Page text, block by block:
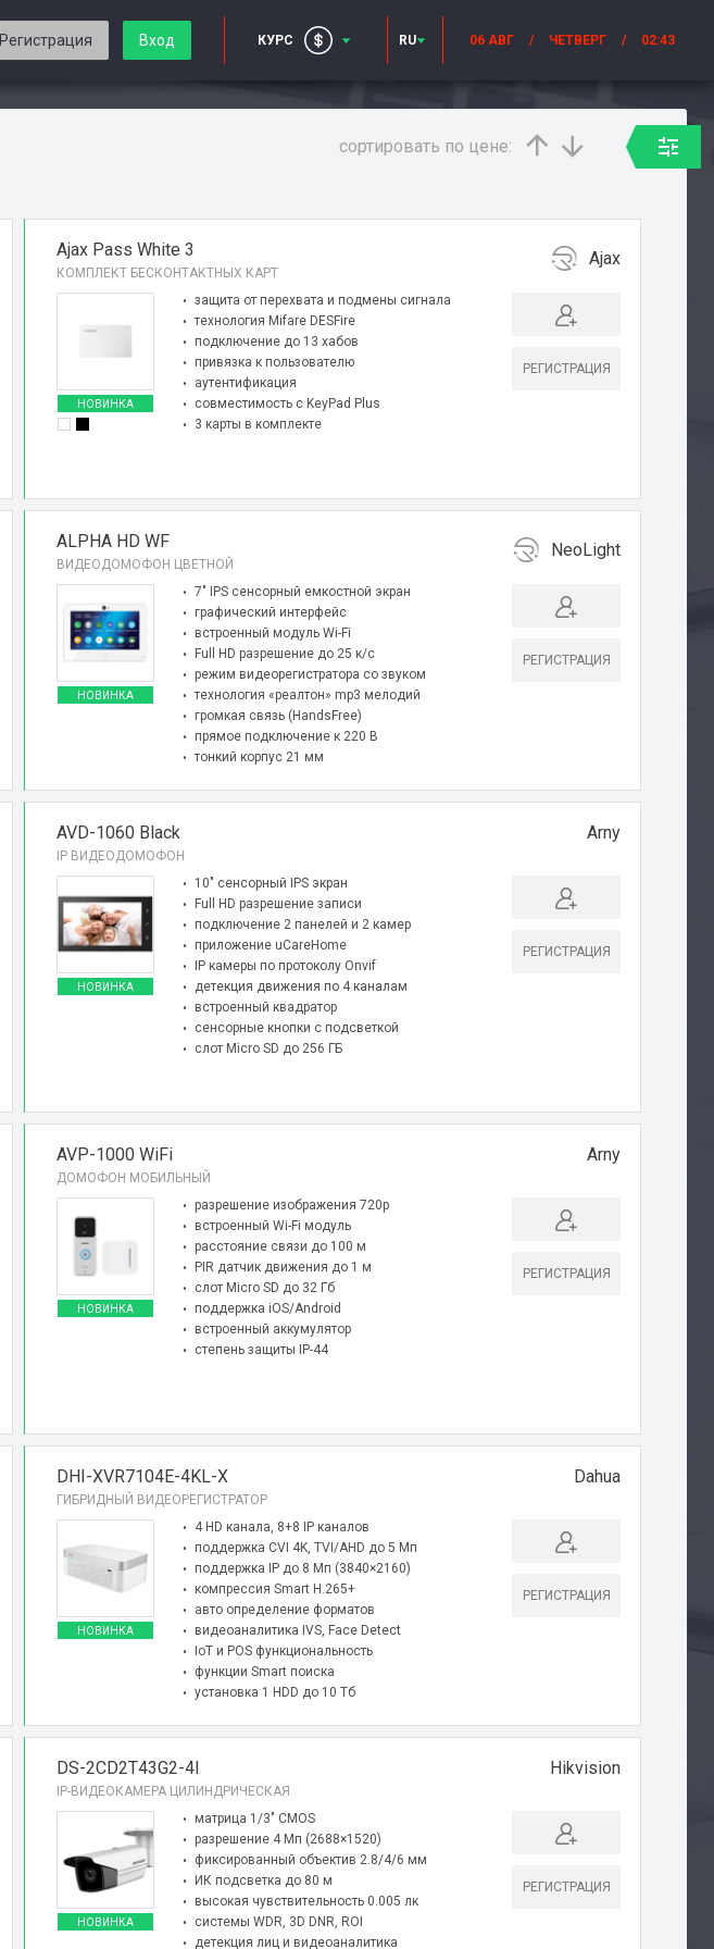
Регистрация Вход КУРС RU 06 АВГ / ЧЕТВЕРГ / 02:43
сортировать по цене:
Ajax Pass White 3
КОМПЛЕКТ БЕСКОНТАКТНЫХ КАРТ
Ajax
НОВИНКА
защита от перехвата и подмены сигнала
технология Mifare DESFire
подключение до 13 хабов
привязка к пользователю
аутентификация
совместимость с KeyPad Plus
3 карты в комплекте
РЕГИСТРАЦИЯ
ALPHA HD WF
ВИДЕОДОМОФОН ЦВЕТНОЙ
NeoLight
НОВИНКА
7″ IPS сенсорный емкостной экран
графический интерфейс
встроенный модуль Wi-Fi
Full HD разрешение до 25 к/с
режим видеорегистратора со звуком
технология «реалтон» mp3 мелодий
громкая связь (HandsFree)
прямое подключение к 220 В
тонкий корпус 21 мм
РЕГИСТРАЦИЯ
AVD-1060 Black
IP ВИДЕОДОМОФОН
Arny
НОВИНКА
10″ сенсорный IPS экран
Full HD разрешение записи
подключение 2 панелей и 2 камер
приложение uCareHome
IP камеры по протоколу Onvif
детекция движения по 4 каналам
встроенный квадратор
сенсорные кнопки с подсветкой
слот Micro SD до 256 ГБ
РЕГИСТРАЦИЯ
AVP-1000 WiFi
ДОМОФОН МОБИЛЬНЫЙ
Arny
НОВИНКА
разрешение изображения 720p
встроенный Wi-Fi модуль
расстояние связи до 100 м
PIR датчик движения до 1 м
слот Micro SD до 32 Гб
поддержка iOS/Android
встроенный аккумулятор
степень защиты IP-44
РЕГИСТРАЦИЯ
DHI-XVR7104E-4KL-X
ГИБРИДНЫЙ ВИДЕОРЕГИСТРАТОР
Dahua
НОВИНКА
4 HD канала, 8+8 IP каналов
поддержка CVI 4K, TVI/AHD до 5 Мп
поддержка IP до 8 Мп (3840×2160)
компрессия Smart H.265+
авто определение форматов
видеоаналитика IVS, Face Detect
IoT и POS функциональность
функции Smart поиска
установка 1 HDD до 10 Тб
РЕГИСТРАЦИЯ
DS-2CD2T43G2-4I
IP-ВИДЕОКАМЕРА ЦИЛИНДРИЧЕСКАЯ
Hikvision
НОВИНКА
матрица 1/3″ CMOS
разрешение 4 Мп (2688×1520)
фиксированный объектив 2.8/4/6 мм
ИК подсветка до 80 м
высокая чувствительность 0.005 лк
системы WDR, 3D DNR, ROI
детекция лиц и видеоаналитика
РЕГИСТРАЦИЯ